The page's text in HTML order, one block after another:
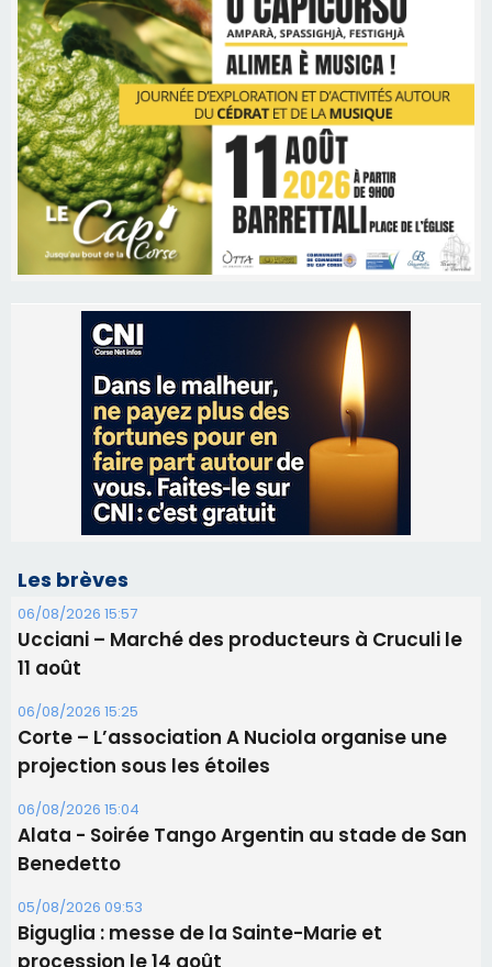
Les brèves
06/08/2026 15:57
Ucciani – Marché des producteurs à Cruculi le
06/08/2026 15:25
Corte – L’association A Nuciola organise une
06/08/2026 15:04
Alata - Soirée Tango Argentin au stade de San
Benedetto
05/08/2026 09:53
Biguglia : messe de la Sainte-Marie et
procession le 14 août
31/07/2026 08:24
Tennis - Début ce week-end du tournoi du
RCPV
31/07/2026 08:22
82ème anniversaire de la disparition du
Commandant Antoine de Saint Exupery